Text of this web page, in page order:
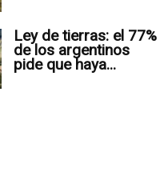
Ley de tierras: el 77%
de los argentinos
pide que haya...